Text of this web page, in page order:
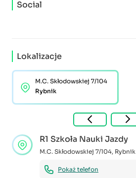
Social
Lokalizacje
M.C. Skłodowskiej 7/104
Rybnik
R1 Szkoła Nauki Jazdy
M.C. Skłodowskiej 7/104, Rybnik
Pokaż telefon